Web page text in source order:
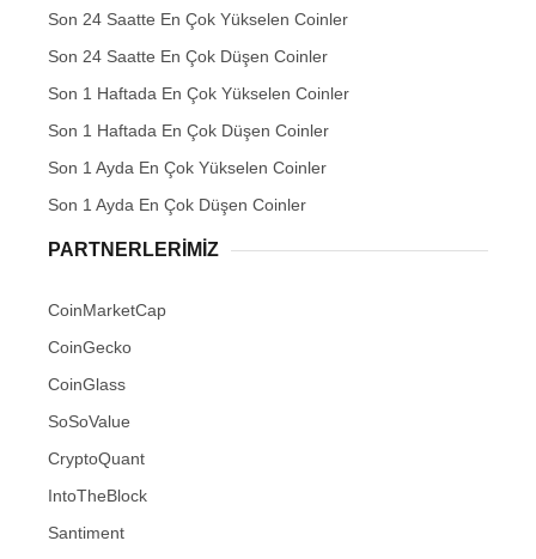
Son 24 Saatte En Çok Yükselen Coinler
Son 24 Saatte En Çok Düşen Coinler
Son 1 Haftada En Çok Yükselen Coinler
Son 1 Haftada En Çok Düşen Coinler
Son 1 Ayda En Çok Yükselen Coinler
Son 1 Ayda En Çok Düşen Coinler
PARTNERLERIMIZ
CoinMarketCap
CoinGecko
CoinGlass
SoSoValue
CryptoQuant
IntoTheBlock
Santiment